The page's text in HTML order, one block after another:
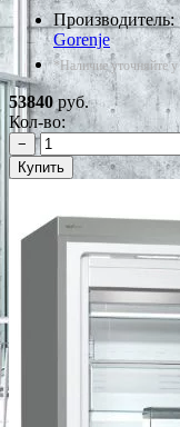
Производитель:
Gorenje
*Наличие уточняйте
53840руб.
Кол-во:
−
Купить